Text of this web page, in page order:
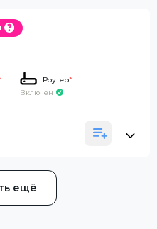
Роутер*
Включен
ещё